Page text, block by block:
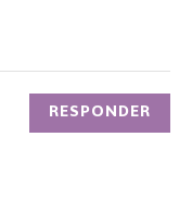
RESPONDER